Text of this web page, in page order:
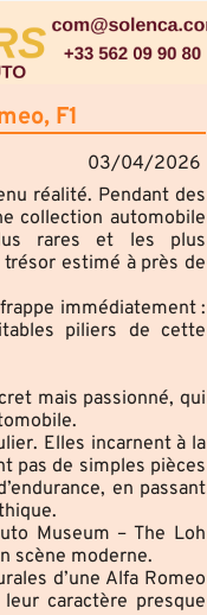
F1
03/04/2026
réalité. Pendant des
collection automobile
rares et les plus
estimé à près de
immédiatement :
piliers de cette
mais passionné, qui
Elles incarnent à la
pas de simples pièces
en passant
Museum – The Loh
scène moderne.
d’une Alfa Romeo
caractère presque